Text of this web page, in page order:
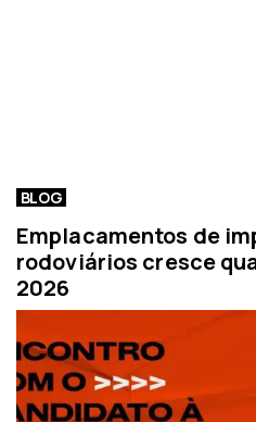
BLOG
Emplacamentos de
rodoviários cresce
2026